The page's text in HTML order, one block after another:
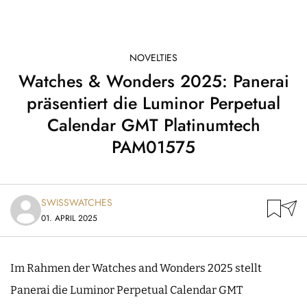
NOVELTIES
Watches & Wonders 2025: Panerai
präsentiert die Luminor Perpetual
Calendar GMT Platinumtech
PAM01575
SWISSWATCHES
01. APRIL 2025
Im Rahmen der Watches and Wonders 2025 stellt
Panerai die Luminor Perpetual Calendar GMT